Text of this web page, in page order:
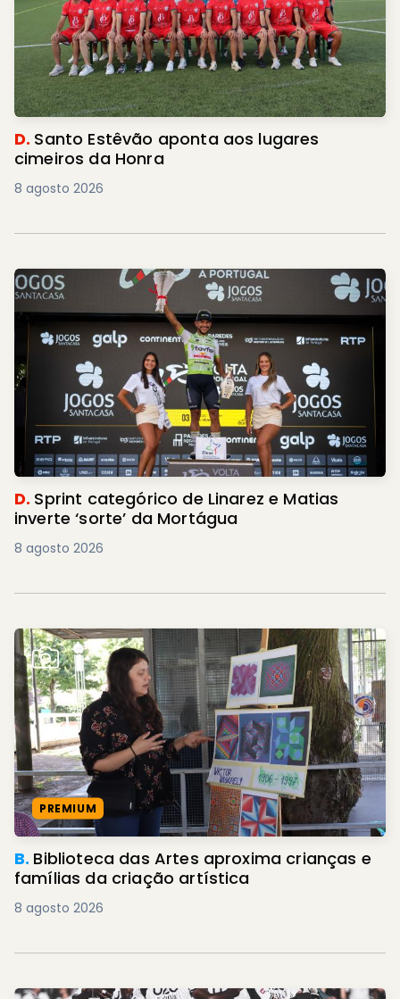
D. Santo Estêvão aponta aos lugares
cimeiros da Honra
8 agosto 2026
D. Sprint categórico de Linarez e Matias
inverte ‘sorte’ da Mortágua
8 agosto 2026
PREMIUM
B. Biblioteca das Artes aproxima crianças e
famílias da criação artística
8 agosto 2026